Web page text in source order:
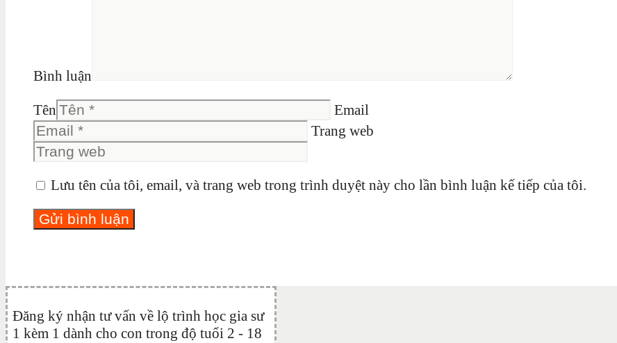
Bình luận
Tên
Email
Trang web
Lưu tên của tôi, email, và trang web trong trình duyệt này cho lần bình luận kế tiếp của tôi.
Đăng ký nhận tư vấn về lộ trình học gia sư
1 kèm 1 dành cho con trong độ tuổi 2 - 18